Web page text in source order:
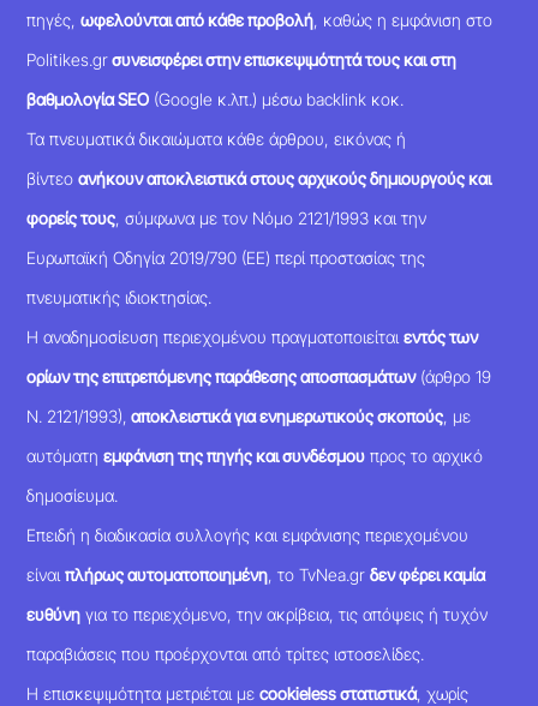
πηγές,ωφελούνται από κάθε προβολή , καθώς η εμφάνιση στο
Politikes.grσυνεισφέρει στην επισκεψιμότητά τους και στη
βαθμολογία SEO (Google κ.λπ.) μέσω backlink κοκ.
Τα πνευματικά δικαιώματα κάθε άρθρου, εικόνας ή
βίντεοανήκουν αποκλειστικά στους αρχικούς δημιουργούς και
φορείς τους , σύμφωνα με τον Νόμο 2121/1993 και την
Ευρωπαϊκή Οδηγία 2019/790 (ΕΕ) περί προστασίας της
πνευματικής ιδιοκτησίας.
Η αναδημοσίευση περιεχομένου πραγματοποιείταιεντός των
ορίων της επιτρεπόμενης παράθεσης αποσπασμάτων(άρθρο 19
Ν. 2121/1993), αποκλειστικά για ενημερωτικούς σκοπούς , με
αυτόματηεμφάνιση της πηγής και συνδέσμου προς το αρχικό
δημοσίευμα.
Επειδή η διαδικασία συλλογής και εμφάνισης περιεχομένου
είναιπλήρως αυτοματοποιημένη , το TvNea.grδεν φέρει καμία
ευθύνη για το περιεχόμενο, την ακρίβεια, τις απόψεις ή τυχόν
παραβιάσεις που προέρχονται από τρίτες ιστοσελίδες.
Η επισκεψιμότητα μετριέται μεcookieless στατιστικά, χωρίς